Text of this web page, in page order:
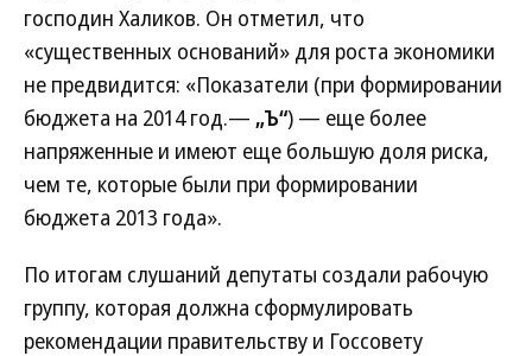
господин Халиков. Он отметил, что
«существенных оснований» для роста экономики
не предвидится: «Показатели (при формировании
бюджета на 2014 год.— „Ъ“) — еще более
напряженные и имеют еще большую доля риска,
чем те, которые были при формировании
бюджета 2013 года».
По итогам слушаний депутаты создали рабочую
группу, которая должна сформулировать
рекомендации правительству и Госсовету